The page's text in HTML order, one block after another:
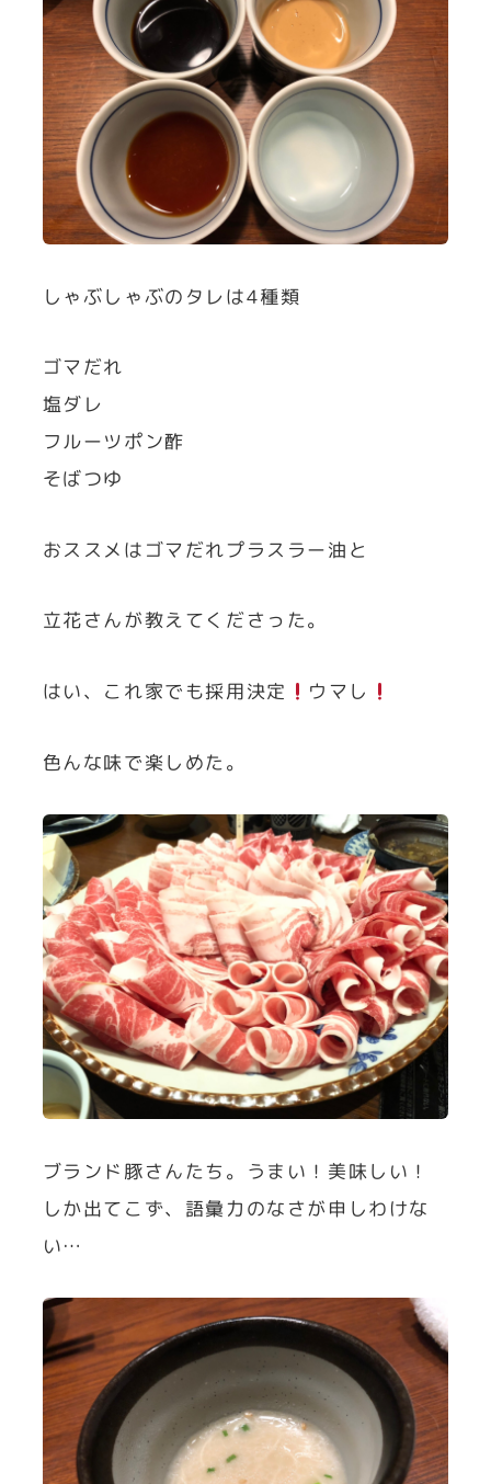
しゃぶしゃぶのタレは4種類
ゴマだれ
塩ダレ
フルーツポン酢
そばつゆ
おススメはゴマだれプラスラー油と
立花さんが教えてくださった。
はい、これ家でも採用決定 ウマし
色んな味で楽しめた。
ブランド豚さんたち。うまい！美味しい！
しか出てこず、語彙力のなさが申しわけな
い…